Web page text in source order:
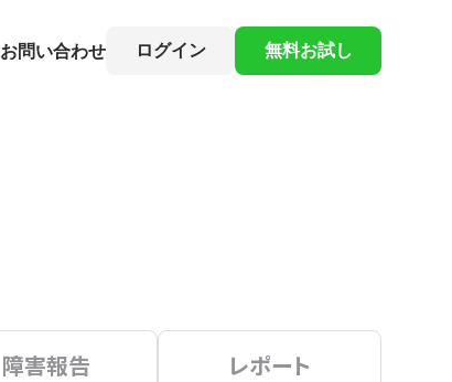
お問い合わせ ログイン 無料お試し
障害報告 レポート